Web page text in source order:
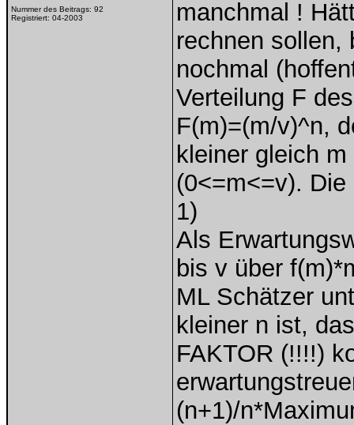
Nummer des Beitrags: 92
Registriert: 04-2003
manchmal !
rechnen sollen,
nochmal
Verteilung F
F(m)=(m/v)^n,
kleiner gleich
(0<=m<=v).
1)
Als
bis v über
ML Schätzer
kleiner n ist,
FAKTOR (!!!!)
(n+1)/